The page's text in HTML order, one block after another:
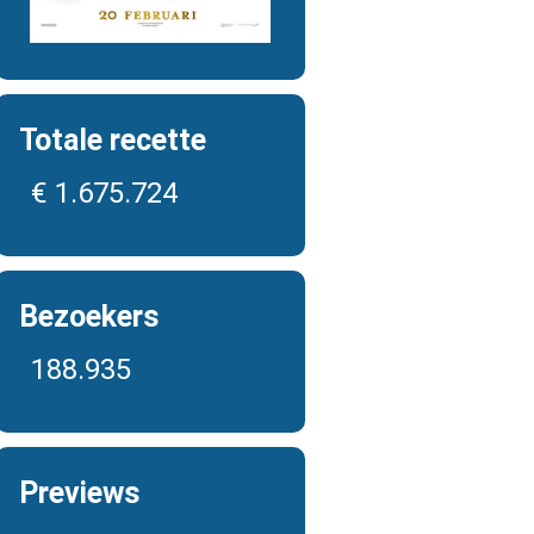
Totale recette
€ 1.675.724
Bezoekers
188.935
Previews